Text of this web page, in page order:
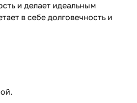
и делает идеальным
в себе долговечность и